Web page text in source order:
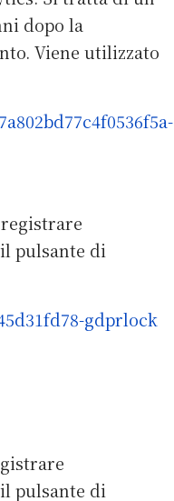
dopo la
Viene utilizzato
pulsante di
gdprlock
pulsante di